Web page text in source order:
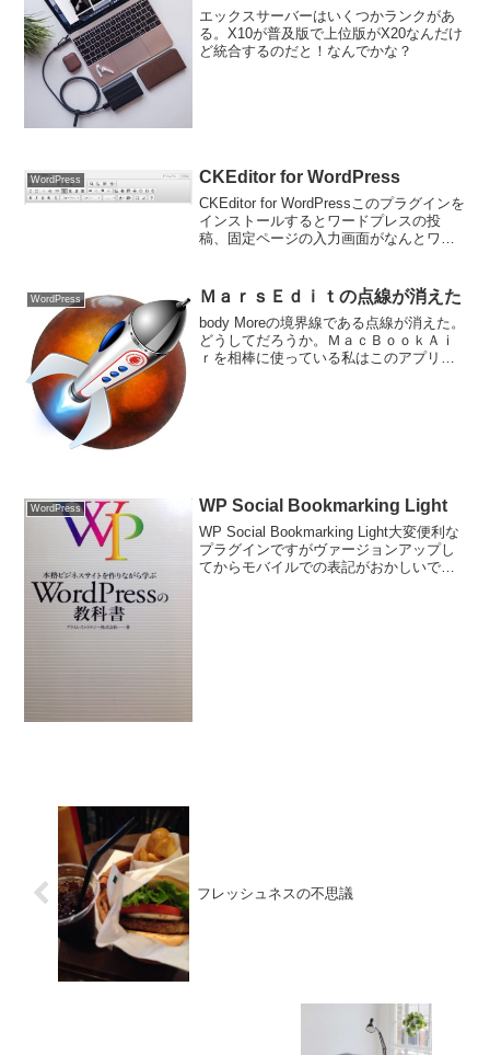
エックスサーバーはいくつかランクがあ
る。X10が普及版で上位版がX20なんだけ
ど統合するのだと！なんでかな？
WordPress CKEditor for WordPress
CKEditor for WordPressこのプラグインを
インストールするとワードプレスの投
稿、固定ページの入力画面がなんとワー
WordPress ＭａｒｓＥｄｉｔの点線が消えた
body Moreの境界線である点線が消えた。
どうしてだろうか。ＭａｃＢｏｏｋＡｉ
ｒを相棒に使っている私はこのアプリに
WordPress WP Social Bookmarking Light
WP Social Bookmarking Light大変便利な
プラグインですがヴァージョンアップし
てからモバイルでの表記がおかしいです
フレッシュネスの不思議